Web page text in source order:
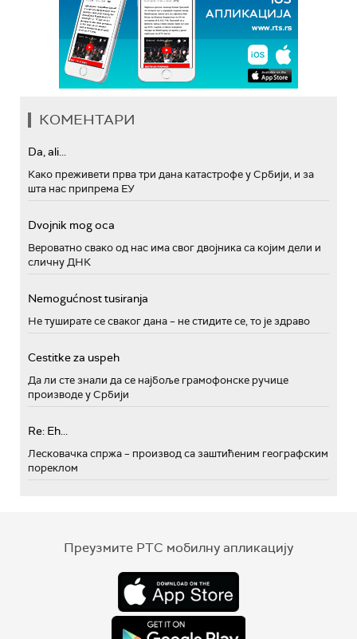
КОМЕНТАРИ
Da, ali...
Како преживети прва три дана катастрофе у Србији, и за
шта нас припрема ЕУ
Dvojnik mog oca
Вероватно свако од нас има свог двојника са којим дели и
сличну ДНК
Nemogućnost tusiranja
Не туширате се сваког дана – не стидите се, то је здраво
Cestitke za uspeh
Да ли сте знали да се најбоље грамофонске ручице
производе у Србији
Re: Eh...
Лесковачка спржа – производ са заштићеним географским
пореклом
Преузмите РТС мобилну апликацију